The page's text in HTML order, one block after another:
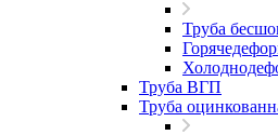
Труба
Труба ВГП
Труба